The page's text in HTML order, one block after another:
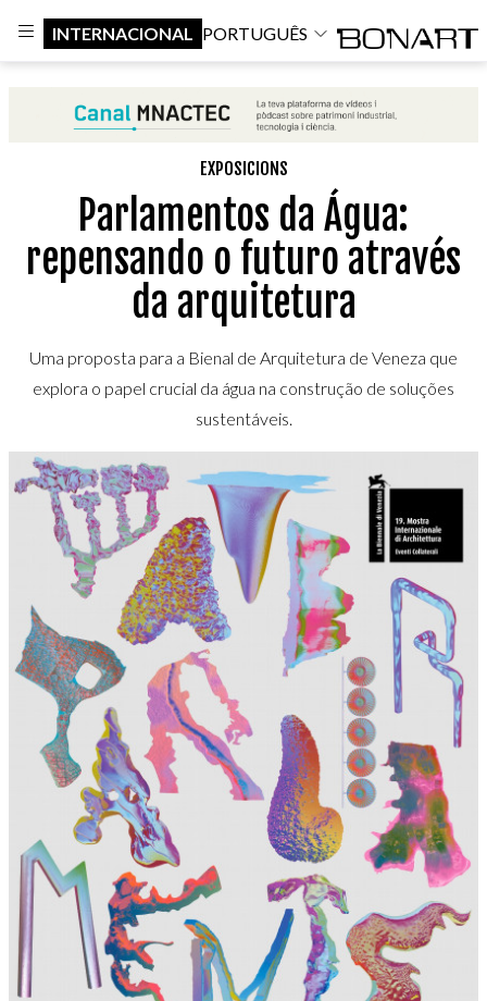
INTERNACIONAL PORTUGUÊS
EXPOSICIONS
Parlamentos da Água:
repensando o futuro através
da arquitetura
Uma proposta para a Bienal de Arquitetura de Veneza que
explora o papel crucial da água na construção de soluções
sustentáveis.